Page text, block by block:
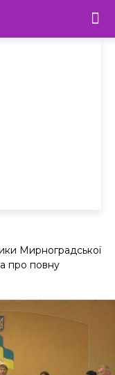
Мирноградської
про повну